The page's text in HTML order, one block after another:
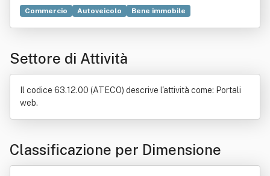
Commercio Autoveicolo
Bene immobile
Esportazione
Lubrificante
Settore di Attività
Il codice 63.12.00 (ATECO) descrive l'attività come: Portali
web.
Classificazione per Dimensione